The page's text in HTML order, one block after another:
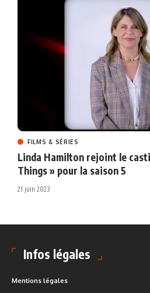
FILMS & SÉRIES
Linda Hamilton rejoint le
Things » pour la saison 5
21 juin 2023
Infos légales
Mentions légales